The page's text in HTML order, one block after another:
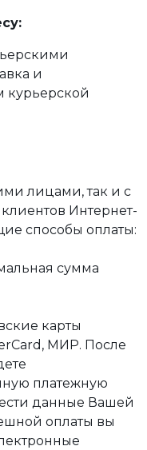
и
курьерской
лицами, так и с
Интернет-
способы оплаты:
сумма
карты
МИР. После
платежную
данные Вашей
оплаты вы